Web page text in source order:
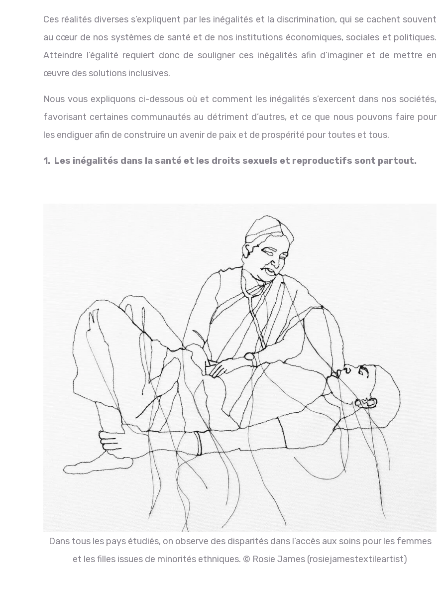
Ces réalités diverses s’expliquent par les inégalités et la discrimination, qui se cachent souvent
au cœur de nos systèmes de santé et de nos institutions économiques, sociales et politiques.
Atteindre l’égalité requiert donc de souligner ces inégalités afin d’imaginer et de mettre en
œuvre des solutions inclusives.
Nous vous expliquons ci-dessous où et comment les inégalités s’exercent dans nos sociétés,
favorisant certaines communautés au détriment d’autres, et ce que nous pouvons faire pour
les endiguer afin de construire un avenir de paix et de prospérité pour toutes et tous.
1. Les inégalités dans la santé et les droits sexuels et reproductifs sont partout.
Dans tous les pays étudiés, on observe des disparités dans l’accès aux soins pour les femmes
et les filles issues de minorités ethniques. © Rosie James (rosiejamestextileartist)